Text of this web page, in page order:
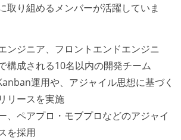
取り組めるメンバーが活躍していま
ンジニア、フロントエンドエンジニ
構成される10名以内の開発チーム
運用や、アジャイル思想に基づく
リースを実施
、ペアプロ・モブプロなどのアジャイ
を採用